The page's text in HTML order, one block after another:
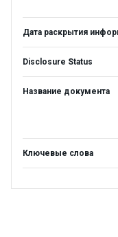
Дата раскрытия
Disclosure Status
Название документа
Ключевые слова